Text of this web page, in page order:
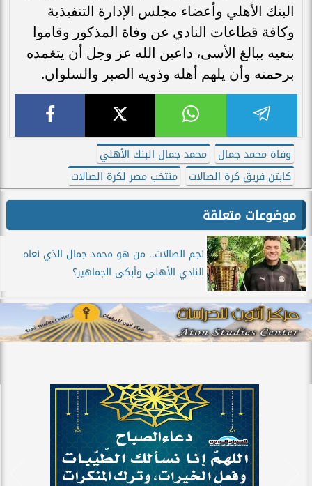
البنك الأهلي وأعضاء مجلس الإدارة التنفيذية
وكافة قطاعات النادي عن وفاة المذكور وقاموا
بنعيه ببالغ الأسى، داعين الله عز وجل أن يتغمده
برحمته وأن يلهم أهله وذويه الصبر والسلوان.
وفاة محمد جمال
محمد جمال البنك الأهلي
كابتن فريق كرة الصالات
منتخب مصر لكرة الصالات
موضوعات متعلقة
نجم الصالات.. من هو محمد جمال الذي نعاه
النادي الأهلي وأبكى الجماهير؟